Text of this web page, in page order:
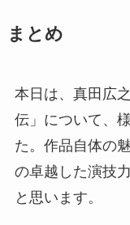
まとめ
本日は、真田広
伝」について、
た。作品自体の
の卓越した演技
と思います。